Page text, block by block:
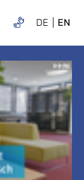
DE EN